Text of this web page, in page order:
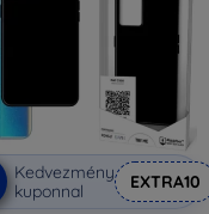
Kedvezmény
kuponnal
EXTRA10